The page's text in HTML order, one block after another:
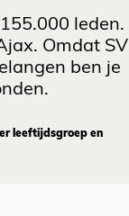
leden.
Omdat SV
ben je
leeftijdsgroep en